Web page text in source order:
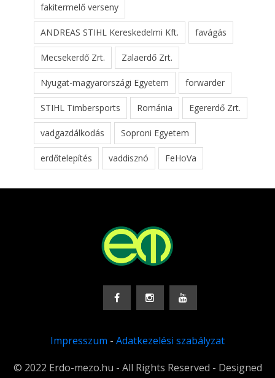
fakitermelő verseny
ANDREAS STIHL Kereskedelmi Kft. favágás
Mecsekerdő Zrt. Zalaerdő Zrt.
Nyugat-magyarországi Egyetem forwarder
STIHL Timbersports Románia Egererdő Zrt.
vadgazdálkodás Soproni Egyetem
erdőtelepítés vaddisznó FeHoVa
Impresszum - Adatkezelési szabályzat
© 2022 Erdo-mezo.hu - All Rights Reserved - Designed